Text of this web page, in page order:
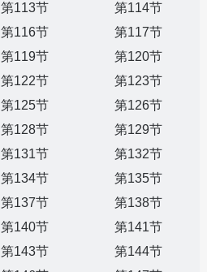
第113节
第114节
第116节
第117节
第119节
第120节
第122节
第123节
第125节
第126节
第128节
第129节
第131节
第132节
第134节
第135节
第137节
第138节
第140节
第141节
第143节
第144节